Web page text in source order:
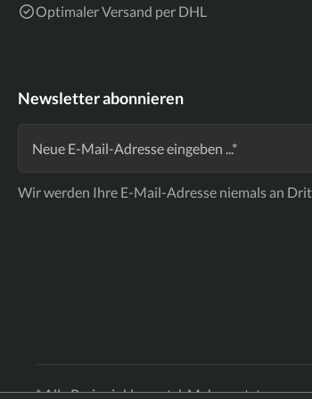
Optimaler Versand per DHL
Newsletter abonnieren
Wir werden Ihre E-Mail-Adresse niemals an
* Alle Preise inkl. gesetzl. Mehrwertsteuer